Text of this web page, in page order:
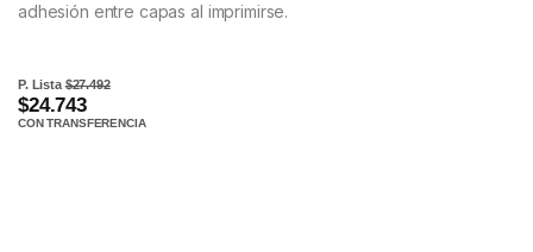
adhesión entre capas al imprimirse.
P. Lista$27.492
$24.743
CON TRANSFERENCIA